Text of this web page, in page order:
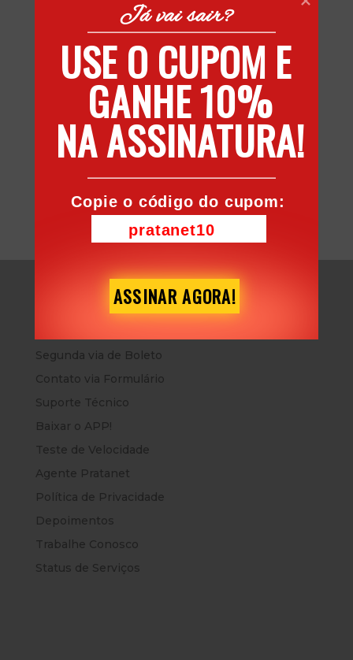
Vídeo Institucional Pratanet
admin| jul 7, 2022|Vídeos
Sejam bem-vindos a Pratanet Buscando sempre
o melhor atendimento, procuramos encurtar a
distância entre as pessoas. Levando até você a
Estamos evoluindo e aumentando nossa
conexão com você, trazendo novos produtos.
Segunda via de Boleto
Contato via Formulário
Suporte Técnico
Baixar o APP!
Teste de Velocidade
Agente Pratanet
Política de Privacidade
Depoimentos
Trabalhe Conosco
Status de Serviços
Já vai sair?
pratanet10
USE O CUPOM E
GANHE 10%
NA ASSINATURA!
ASSINAR AGORA!
Copie o código do cupom: